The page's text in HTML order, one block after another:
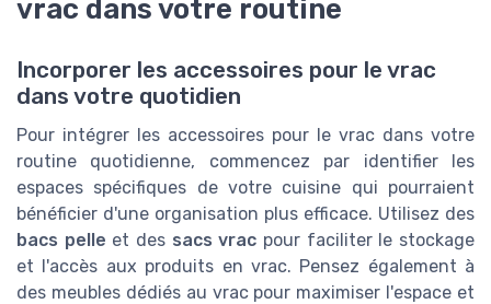
vrac dans votre routine
Incorporer les accessoires pour le vrac
dans votre quotidien
Pour intégrer les accessoires pour le vrac dans votre
routine quotidienne, commencez par identifier les
espaces spécifiques de votre cuisine qui pourraient
bénéficier d'une organisation plus efficace. Utilisez des
bacs pelle et des sacs vrac pour faciliter le stockage
et l'accès aux produits en vrac. Pensez également à
des meubles dédiés au vrac pour maximiser l'espace et